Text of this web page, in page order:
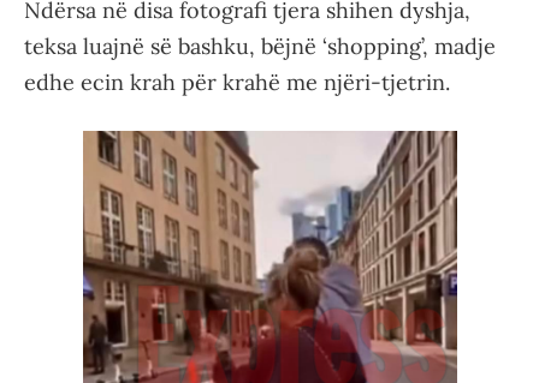
Ndërsa në disa fotografi tjera shihen dyshja,
teksa luajnë së bashku, bëjnë ‘shopping’, madje
edhe ecin krah për krahë me njëri-tjetrin.